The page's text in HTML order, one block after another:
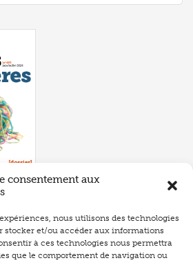
consentement aux
nous utilisons des technologies
stocker et/ou accéder aux informations
à ces technologies nous permettra
que le comportement de navigation ou